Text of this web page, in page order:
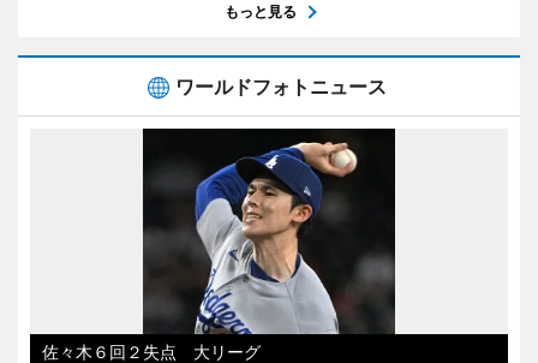
もっと見る
ワールドフォトニュース
佐々木６回２失点 大リーグ